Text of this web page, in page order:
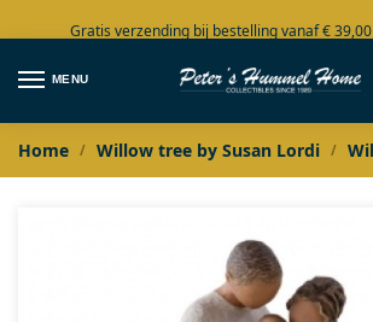
Gratis verzending bij bestelling vanaf € 39,00
Grote collectie in voorraad
MENU
Home / Willow tree by Susan Lordi /